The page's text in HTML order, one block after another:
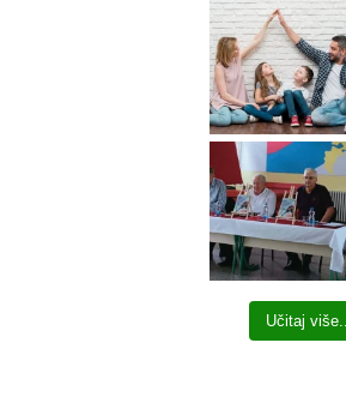
Učitaj više...